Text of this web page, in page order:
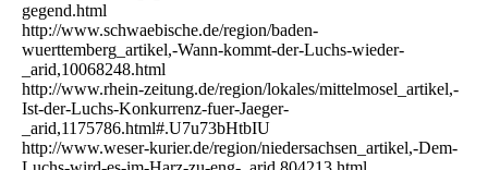
gegend.html
http://www.schwaebische.de/region/baden-
wuerttemberg_artikel,-Wann-kommt-der-Luchs-wieder-
_arid,10068248.html
http://www.rhein-zeitung.de/region/lokales/mittelmosel_artikel,-
Ist-der-Luchs-Konkurrenz-fuer-Jaeger-
_arid,1175786.html#.U7u73bHtbIU
http://www.weser-kurier.de/region/niedersachsen_artikel,-Dem-